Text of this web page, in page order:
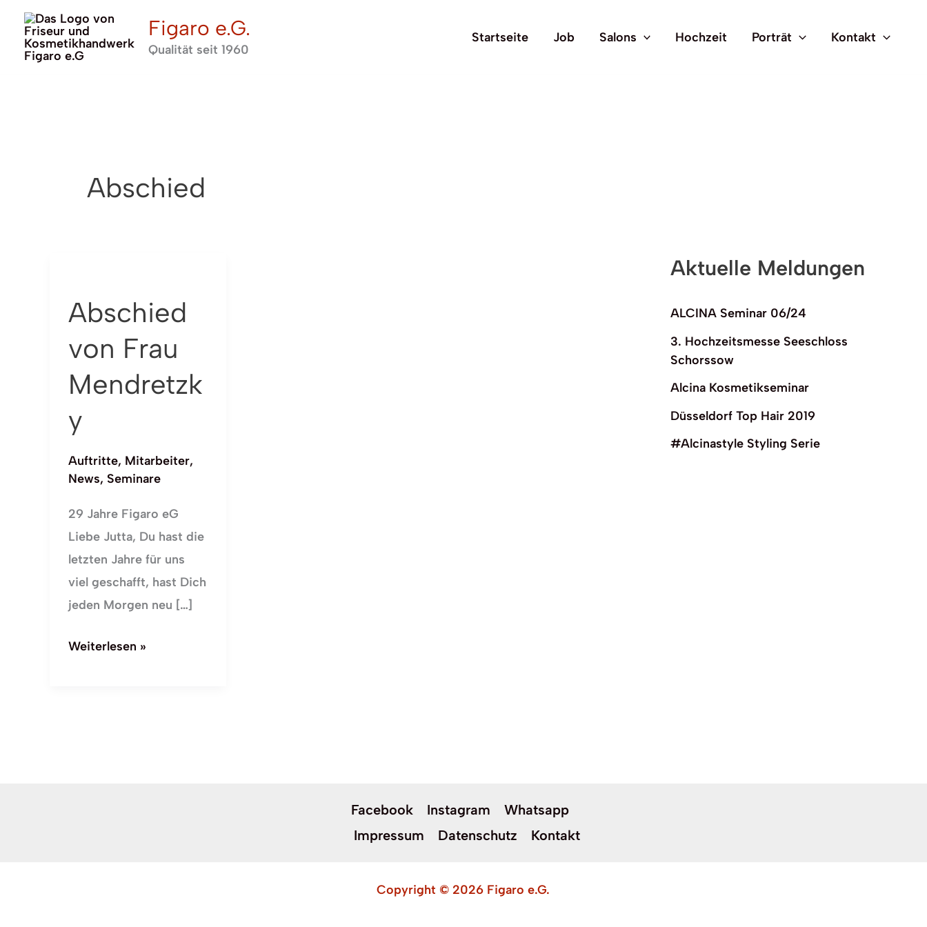
Zum
Inhalt
springen
Figaro e.G.
Qualität seit 1960
Startseite Job Salons Hochzeit Porträt Kontakt
Abschied
Abschied
von Frau
Mendretzk
y
Auftritte, Mitarbeiter,
News, Seminare
29 Jahre Figaro eG
Liebe Jutta, Du hast die
letzten Jahre für uns
viel geschafft, hast Dich
jeden Morgen neu […]
Frau
Weiterlesen »
Aktuelle Meldungen
ALCINA Seminar 06/24
3. Hochzeitsmesse Seeschloss
Schorssow
Alcina Kosmetikseminar
Düsseldorf Top Hair 2019
#Alcinastyle Styling Serie
Facebook Instagram
Whatsapp
Impressum
Datenschutz Kontakt
Copyright © 2026 Figaro e.G.